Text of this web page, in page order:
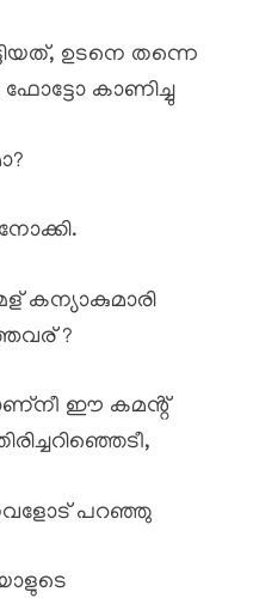
ഉടനെ തന്നെ
കാണിച്ചു
കന്യാകുമാരി
?
ഈ കമൻ്റ്
പറഞ്ഞു